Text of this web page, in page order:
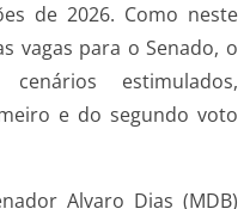
de 2026. Como neste
vagas para o Senado, o
estimulados,
e do segundo voto
Alvaro Dias (MDB)